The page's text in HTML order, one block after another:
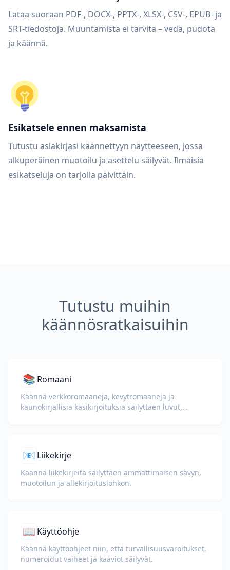
Lataa suoraan PDF-, DOCX-, PPTX-, XLSX-, CSV-, EPUB- ja
SRT-tiedostoja. Muuntamista ei tarvita – vedä, pudota
ja käännä.
Esikatsele ennen maksamista
Tutustu asiakirjasi käännettyyn näytteeseen, jossa
alkuperäinen muotoilu ja asettelu säilyvät. Ilmaisia
esikatseluja on tarjolla päivittäin.
Tutustu muihin
käännösratkaisuihin
📚 Romaani
Käännä verkkoromaaneja, kevytromaaneja ja
kaunokirjallisia käsikirjoituksia säilyttäen luvut,
📧 Liikekirje
Käännä liikekirjeitä säilyttäen ammattimaisen sävyn,
muotoilun ja allekirjoituslohkon.
📖 Käyttöohje
Käännä käyttöohjeet niin, että turvallisuusvaroitukset,
numeroidut vaiheet ja kaaviot säilyvät.